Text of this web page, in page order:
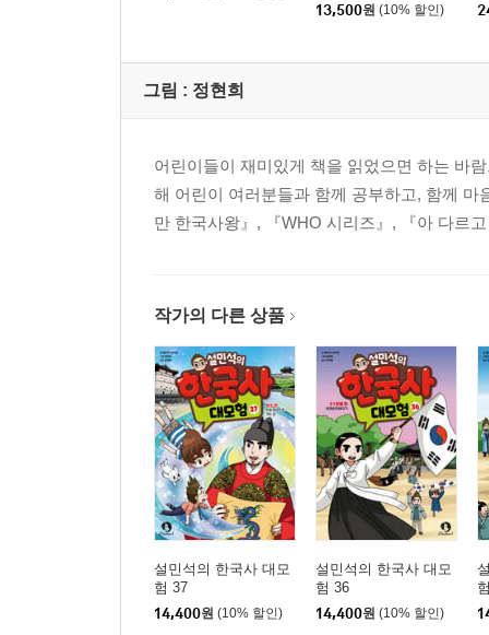
13,500원 (10% 할인)
그림 : 정현희
어린이들이 재미있게 책을 읽었으면 하는 바
해 어린이 여러분들과 함께 공부하고, 함께
만 한국사왕』, 『WHO 시리즈』, 『아 다르
작가의 다른 상품
설민석의 한국사 대모
험 37
14,400원 (10% 할인)
설민석의 한국사 대모
험 36
14,400원 (10% 할인)